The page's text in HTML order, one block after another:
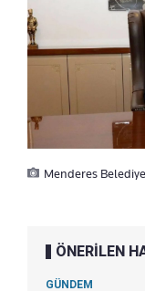
Menderes
ÖNERİLEN
GÜNDEM